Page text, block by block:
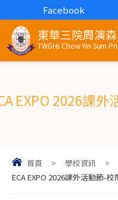
東華三院周演
TWGHs Chow Yin Sum
Facebook
EXPO 2026課
首頁 > 學校資訊 >
ECA EXPO 2026課外活動節-